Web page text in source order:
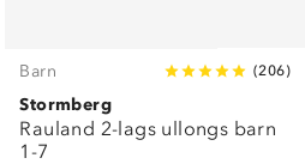
Barn (206)
Stormberg
Rauland 2-lags ullongs barn
1-7